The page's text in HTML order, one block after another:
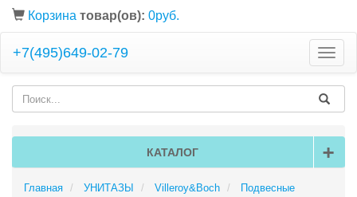
Корзина товар(ов): 0руб.
Toggle
+7(495)649-02-79
КАТАЛОГ +
Главная УНИТАЗЫ Villeroy&Boch
Подвесные